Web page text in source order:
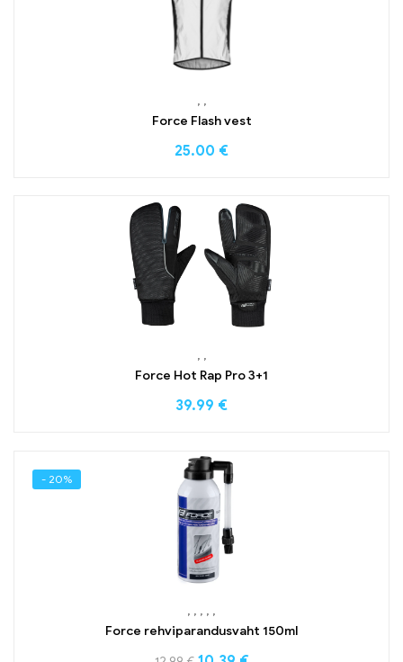
, ,
Force Flash vest
25.00 €
, ,
Force Hot Rap Pro 3+1
39.99 €
- 20%
, , , , ,
Force rehviparandusvaht 150ml